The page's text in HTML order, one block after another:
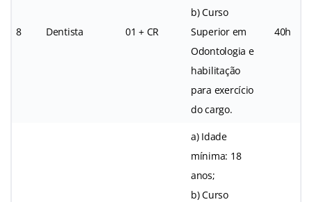
8 Dentista 01 + CR
b) Curso
Superior em
Odontologia e
habilitação
para exercício
do cargo.
40h
a) Idade
mínima: 18
anos;
b) Curso